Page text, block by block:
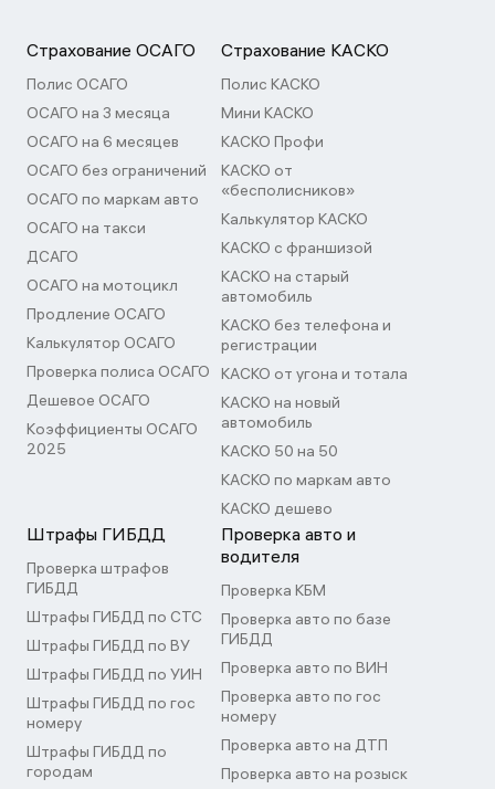
Страхование ОСАГО
Полис ОСАГО
ОСАГО на 3 месяца
ОСАГО на 6 месяцев
ОСАГО без ограничений
ОСАГО по маркам авто
ОСАГО на такси
ДСАГО
ОСАГО на мотоцикл
Продление ОСАГО
Калькулятор ОСАГО
Проверка полиса ОСАГО
Дешевое ОСАГО
Коэффициенты ОСАГО
2025
Страхование КАСКО
Полис КАСКО
Мини КАСКО
КАСКО Профи
КАСКО от
«бесполисников»
Калькулятор КАСКО
КАСКО с франшизой
КАСКО на старый
автомобиль
КАСКО без телефона и
регистрации
КАСКО от угона и тотала
КАСКО на новый
автомобиль
КАСКО 50 на 50
КАСКО по маркам авто
КАСКО дешево
Штрафы ГИБДД
Проверка штрафов
ГИБДД
Штрафы ГИБДД по СТС
Штрафы ГИБДД по ВУ
Штрафы ГИБДД по УИН
Штрафы ГИБДД по гос
номеру
Штрафы ГИБДД по
городам
Проверка авто и
водителя
Проверка КБМ
Проверка авто по базе
ГИБДД
Проверка авто по ВИН
Проверка авто по гос
номеру
Проверка авто на ДТП
Проверка авто на розыск